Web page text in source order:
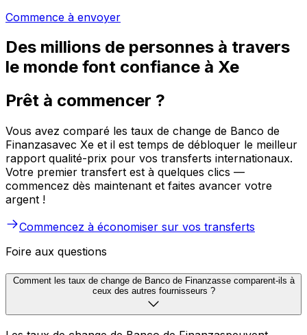
Commence à envoyer
Des millions de personnes à travers
le monde font confiance à Xe
Prêt à commencer ?
Vous avez comparé les taux de change de Banco de
Finanzasavec Xe et il est temps de débloquer le meilleur
rapport qualité-prix pour vos transferts internationaux.
Votre premier transfert est à quelques clics —
commencez dès maintenant et faites avancer votre
argent !
Commencez à économiser sur vos transferts
Foire aux questions
Comment les taux de change de Banco de Finanzasse comparent-ils à
ceux des autres fournisseurs ?